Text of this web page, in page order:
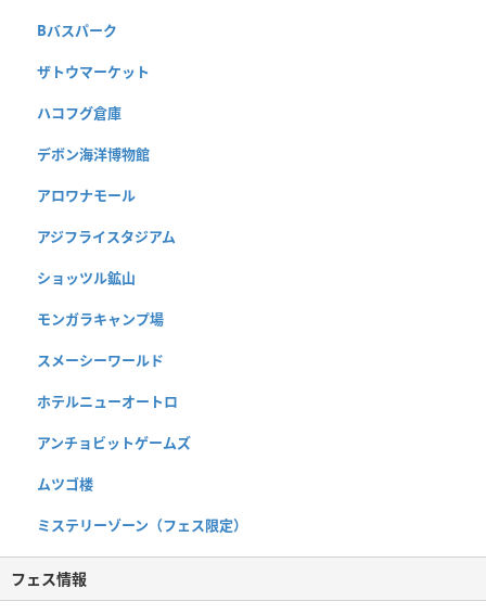
Bバスパーク
ザトウマーケット
ハコフグ倉庫
デボン海洋博物館
アロワナモール
アジフライスタジアム
ショッツル鉱山
モンガラキャンプ場
スメーシーワールド
ホテルニューオートロ
アンチョビットゲームズ
ムツゴ楼
ミステリーゾーン（フェス限定）
フェス情報